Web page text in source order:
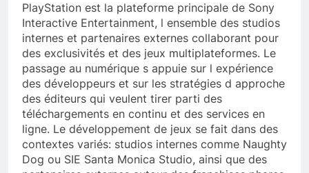
PlayStation est la plateforme principale de Sony
Interactive Entertainment, l ensemble des studios
internes et partenaires externes collaborant pour
des exclusivités et des jeux multiplateformes. Le
passage au numérique s appuie sur l expérience
des développeurs et sur les stratégies d approche
des éditeurs qui veulent tirer parti des
téléchargements en continu et des services en
ligne. Le développement de jeux se fait dans des
contextes variés: studios internes comme Naughty
Dog ou SIE Santa Monica Studio, ainsi que des